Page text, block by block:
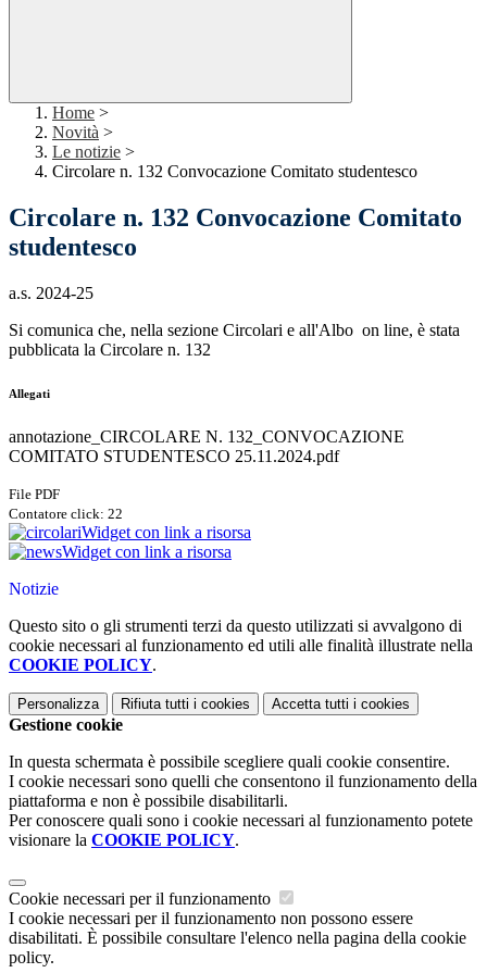
Home >
Novità >
Le notizie >
Circolare n. 132 Convocazione Comitato studentesco
Circolare n. 132 Convocazione Comitato
studentesco
a.s. 2024-25
Si comunica che, nella sezione Circolari e all'Albo on line, è stata
pubblicata la Circolare n. 132
Allegati
annotazione_CIRCOLARE N. 132_CONVOCAZIONE
COMITATO STUDENTESCO 25.11.2024.pdf
File PDF
Contatore click: 22
Widget con link a risorsa
Widget con link a risorsa
Notizie
Questo sito o gli strumenti terzi da questo utilizzati si avvalgono di
cookie necessari al funzionamento ed utili alle finalità illustrate nella
COOKIE POLICY.
Personalizza Rifiuta tutti i cookies Accetta tutti i cookies
Gestione cookie
In questa schermata è possibile scegliere quali cookie consentire.
I cookie necessari sono quelli che consentono il funzionamento della
piattaforma e non è possibile disabilitarli.
Per conoscere quali sono i cookie necessari al funzionamento potete
visionare la COOKIE POLICY.
Cookie necessari per il funzionamento
I cookie necessari per il funzionamento non possono essere
disabilitati. È possibile consultare l'elenco nella pagina della cookie
policy.